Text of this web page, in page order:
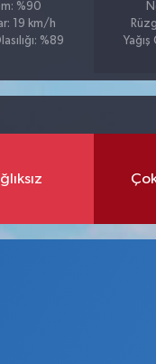
%90
19 km/h
%89
Yağış